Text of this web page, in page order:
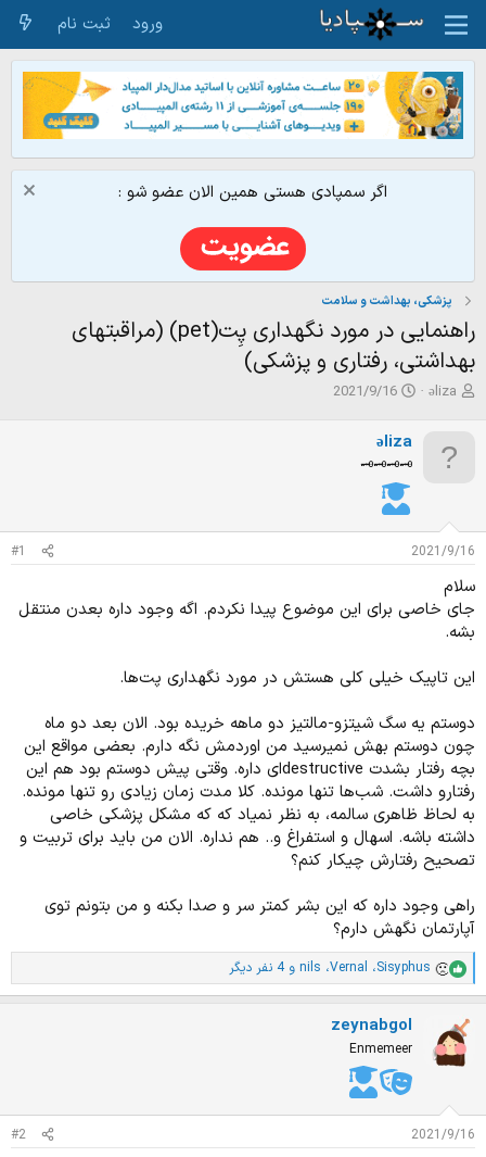
ورود ثبت نام
اگر سمپادی هستی همین الان عضو شو :
پزشکی، بهداشت و سلامت
راهنمایی در مورد نگهداری پِت(pet) (مراقبتهای
بهداشتی، رفتاری و پزشکی)
ش
ع
د
ه
م
و
ض
و
əliza
ت
ی
خ
ش
ر
و
2021/9/16
əliza
🗝️🗝️🗝️🗝️
2021/9/16
#1
سلام
جای خاصی برای این موضوع پیدا نکردم. اگه وجود داره بعدن منتقل
بشه.
این تاپیک خیلی کلی هستش در مورد نگهداری پت‌ها.
دوستم یه سگ شیتزو-مالتیز دو ماهه خریده بود. الان بعد دو ماه
چون دوستم بهش نمیرسید من اوردمش نگه دارم. بعضی مواقع این
بچه رفتار بشدت destructiveای داره. وقتی پیش دوستم بود هم این
رفتارو داشت. شب‌ها تنها مونده. کلا مدت زمان زیادی رو تنها مونده.
به لحاظ ظاهری سالمه، به نظر نمیاد که که مشکل پزشکی خاصی
داشته باشه. اسهال و استفراغ و.. هم نداره. الان من باید برای تربیت و
تصحیح رفتارش چیکار کنم؟
راهی وجود داره که این بشر کمتر سر و صدا بکنه و من بتونم توی
آپارتمان نگهش دارم؟
ا
م
ت
ی
ا
ز
:
Sisyphus، Vernal، nils و 4 نفر دیگر
zeynabgol
Enmemeer
2021/9/16
#2